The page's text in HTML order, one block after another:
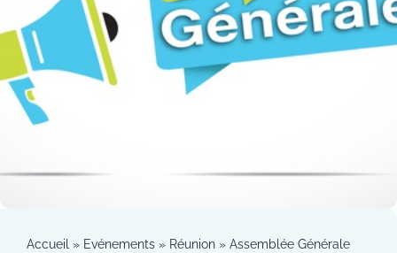
Accueil » Evénements » Réunion » Assemblée Générale